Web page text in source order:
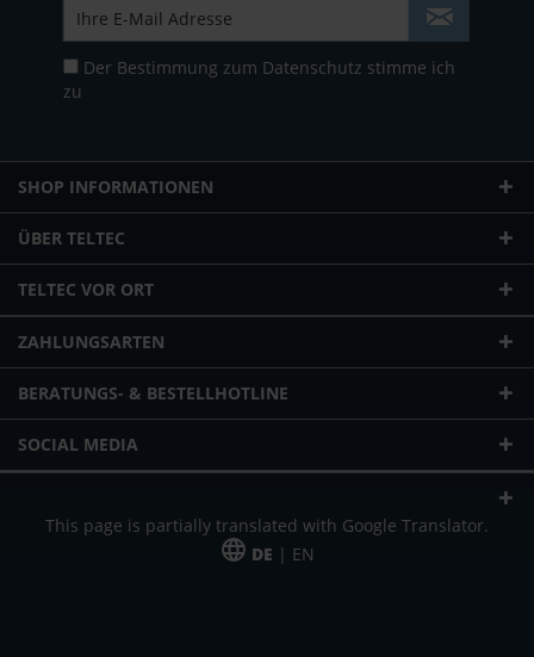
Der Bestimmung zum Datenschutz stimme ich
zu
SHOP INFORMATIONEN
ÜBER TELTEC
TELTEC VOR ORT
ZAHLUNGSARTEN
BERATUNGS- & BESTELLHOTLINE
SOCIAL MEDIA
This page is partially translated with Google Translator.
DE | EN